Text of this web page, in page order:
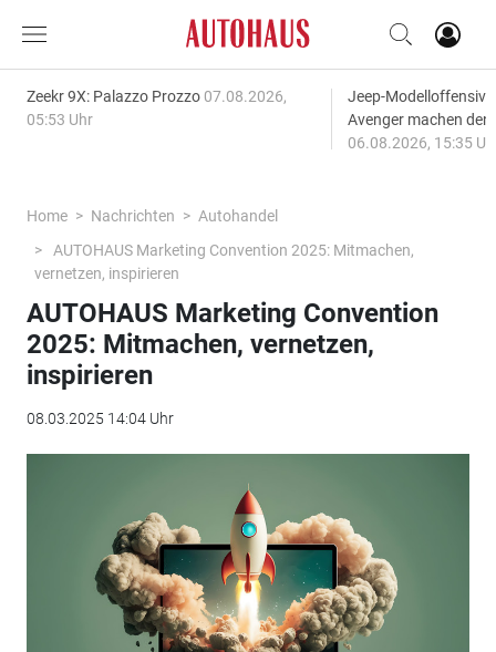
Zeekr 9X: Palazzo Prozzo 07.08.2026,
05:53 Uhr
Jeep-
Avenger machen
06.08.2026, 15:35
Home Nachrichten
Autohandel
AUTOHAUS Marketing Convention 2025: Mitmachen,
vernetzen, inspirieren
AUTOHAUS Marketing Convention
2025: Mitmachen, vernetzen,
inspirieren
08.03.2025 14:04 Uhr